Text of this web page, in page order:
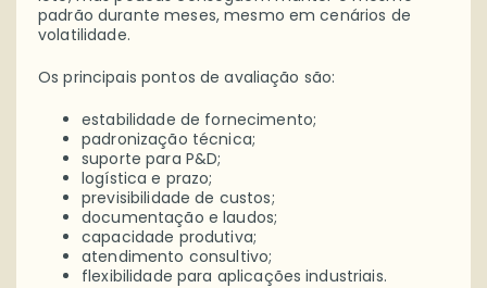
padrão durante meses, mesmo em cenários de
volatilidade.
Os principais pontos de avaliação são:
estabilidade de fornecimento;
padronização técnica;
suporte para P&D;
logística e prazo;
previsibilidade de custos;
documentação e laudos;
capacidade produtiva;
atendimento consultivo;
flexibilidade para aplicações industriais.